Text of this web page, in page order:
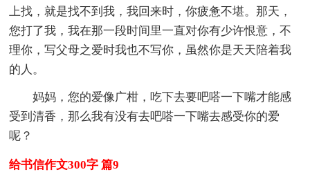
上找，就是找不到我，我回来时，你疲惫不堪。那天，
您打了我，我在那一段时间里一直对你有少许恨意，不
理你，写父母之爱时我也不写你，虽然你是天天陪着我
的人。
妈妈，您的爱像广柑，吃下去要吧嗒一下嘴才能感
受到清香，那么我有没有去吧嗒一下嘴去感受你的爱
呢？
给书信作文300字 篇9